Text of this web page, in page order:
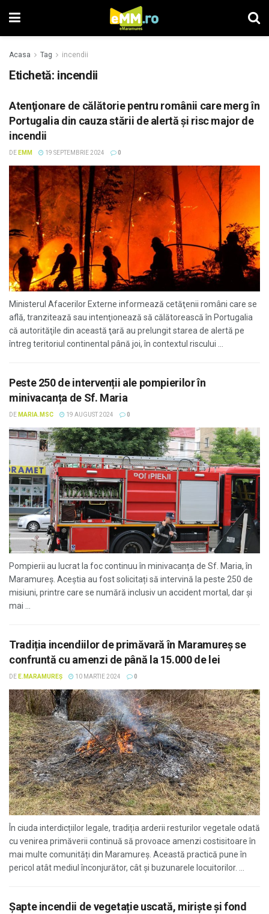
Acasa Tag incendii
Etichetă: incendii
Atenţionare de călătorie pentru românii care merg în
Portugalia din cauza stării de alertă și risc major de
incendii
DE EMM 19 SEPTEMBRIE 2024 0
Ministerul Afacerilor Externe informează cetăţenii români care se
află, tranzitează sau intenţionează să călătorească în Portugalia
că autorităţile din această ţară au prelungit starea de alertă pe
întreg teritoriul continental până joi, în contextul riscului ...
Peste 250 de intervenții ale pompierilor în
minivacanța de Sf. Maria
DE MARIA.MSC 19 AUGUST 2024 0
Pompierii au lucrat la foc continuu în minivacanța de Sf. Maria, în
Maramureș. Aceștia au fost solicitați să intervină la peste 250 de
misiuni, printre care se numără inclusiv un accident mortal, dar și
mai ...
Tradiția incendiilor de primăvară în Maramureș se
confruntă cu amenzi de până la 15.000 de lei
DE E.MARAMUREȘ 10 MARTIE 2024 0
În ciuda interdicțiilor legale, tradiția arderii resturilor vegetale odată
cu venirea primăverii continuă să provoace amenzi costisitoare în
mai multe comunități din Maramureș. Această practică pune în
pericol atât mediul înconjurător, cât și buzunarele locuitorilor. ...
Şapte incendii de vegetație uscată, miriște și fond